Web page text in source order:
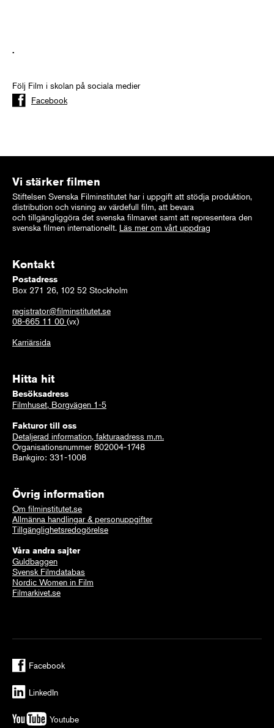
.
Följ Film i skolan på sociala medier
Facebook
Vi stärker filmen
Stiftelsen Svenska Filminstitutet har i uppgift att stödja produktion,
distribution och visning av värdefull film, att bevara
och tillgängliggöra det svenska filmarvet samt att representera den
svenska filmen internationellt. Läs mer om vårt uppdrag
Kontakt
Postadress
Box 271 26, 102 52 Stockholm
registrator@filminstitutet.se
08-665 11 00 (vx)
Karriärsida
Hitta hit
Besöksadress
Filmhuset, Borgvägen 1-5
Fakturor till oss
Detaljerad information, fakturaadress m.m.
Organisationsnummer 802004-1748
Bankgiro: 331-1008
Övrig information
Om filminstitutet.se
Allmänna handlingar & personuppgifter
Tillgänglighetsredogörelse
Våra andra sajter
Guldbaggen
Svensk Filmdatabas
Nordic Women in Film
Filmarkivet.se
Facebook
LinkedIn
Youtube